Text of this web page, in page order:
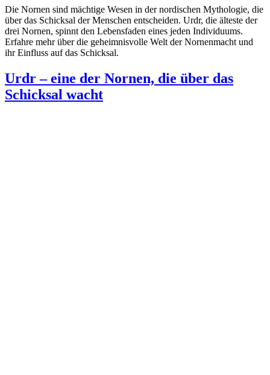
Die Nornen sind mächtige Wesen in der nordischen Mythologie, die
über das Schicksal der Menschen entscheiden. Urdr, die älteste der
drei Nornen, spinnt den Lebensfaden eines jeden Individuums.
Erfahre mehr über die geheimnisvolle Welt der Nornenmacht und
ihr Einfluss auf das Schicksal.
Urdr – eine der Nornen, die über das
Schicksal wacht